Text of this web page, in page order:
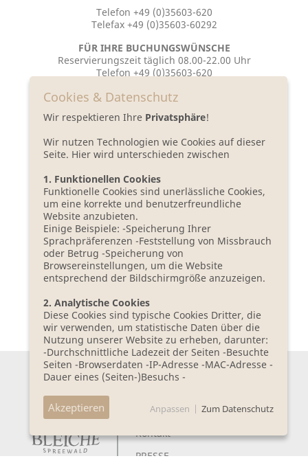
Telefon +49 (0)35603-620
Telefax +49 (0)35603-60292
FÜR IHRE BUCHUNGSWÜNSCHE
Reservierungszeit täglich 08.00-22.00 Uhr
Telefon +49 (0)35603-620
Telefon +49 (0)35603-62555
FÜR IHRE SPA ANWENDUNGSWÜNSCHE
landtherme@bleiche.de
FÜR ALLES, WAS WIR FÜR SIE
ORGANISIEREN DÜRFEN
Telefon +49 (0)35603-62135
concierge@bleiche.de
DATENSCHUTZBEAUFTRAGTER
datenschutz@bleiche.de
ZUR GÄSTEBEWERTUNG
Fragebogen ausfüllen
Kontakt
PRESSE
Cookies & Datenschutz
Wir respektieren Ihre Privatsphäre!
Wir nutzen Technologien wie Cookies auf dieser
Seite. Hier wird unterschieden zwischen
1. Funktionellen Cookies
Funktionelle Cookies sind unerlässliche Cookies,
um eine korrekte und benutzerfreundliche
Website anzubieten.
Einige Beispiele: -Speicherung Ihrer
Sprachpräferenzen -Feststellung von Missbrauch
oder Betrug -Speicherung von
Browsereinstellungen, um die Website
entsprechend der Bildschirmgröße anzuzeigen.
2. Analytische Cookies
Diese Cookies sind typische Cookies Dritter, die
wir verwenden, um statistische Daten über die
Nutzung unserer Website zu erheben, darunter:
-Durchschnittliche Ladezeit der Seiten -Besuchte
Seiten -Browserdaten -IP-Adresse -MAC-Adresse -
Dauer eines (Seiten-)Besuchs -
Daten über das Betriebssystem -Daten über das
verwendete Gerät -Klickverhalten und andere
Der Hauptzweck dieser Cookies und ihrer
statistischen Daten besteht hauptsächlich darin,
Akzeptieren Anpassen | Zum Datenschutz